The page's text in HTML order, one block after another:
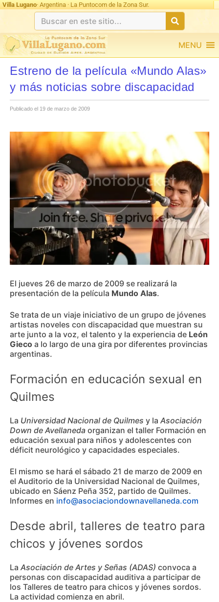
Villa Lugano· Argentina · La Puntocom de la Zona Sur.
MENU
Estreno de la película «Mundo Alas»
y más noticias sobre discapacidad
Publicado el 19 de marzo de 2009
El jueves 26 de marzo de 2009 se realizará la
presentación de la película Mundo Alas.
Se trata de un viaje iniciativo de un grupo de jóvenes
artistas noveles con discapacidad que muestran su
arte junto a la voz, el talento y la experiencia de León
Gieco a lo largo de una gira por diferentes provincias
argentinas.
Formación en educación sexual en
Quilmes
La Universidad Nacional de Quilmes y la Asociación
Down de Avellaneda organizan el taller Formación en
educación sexual para niños y adolescentes con
déficit neurológico y capacidades especiales.
El mismo se hará el sábado 21 de marzo de 2009 en
el Auditorio de la Universidad Nacional de Quilmes,
ubicado en Sáenz Peña 352, partido de Quilmes.
Informes en info@asociaciondownavellaneda.com
Desde abril, talleres de teatro para
chicos y jóvenes sordos
La Asociación de Artes y Señas (ADAS) convoca a
personas con discapacidad auditiva a participar de
los Talleres de teatro para chicos y jóvenes sordos.
La actividad comienza en abril.